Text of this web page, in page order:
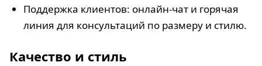
Поддержка клиентов: онлайн-чат и горячая
линия для консультаций по размеру и стилю.
Качество и стиль